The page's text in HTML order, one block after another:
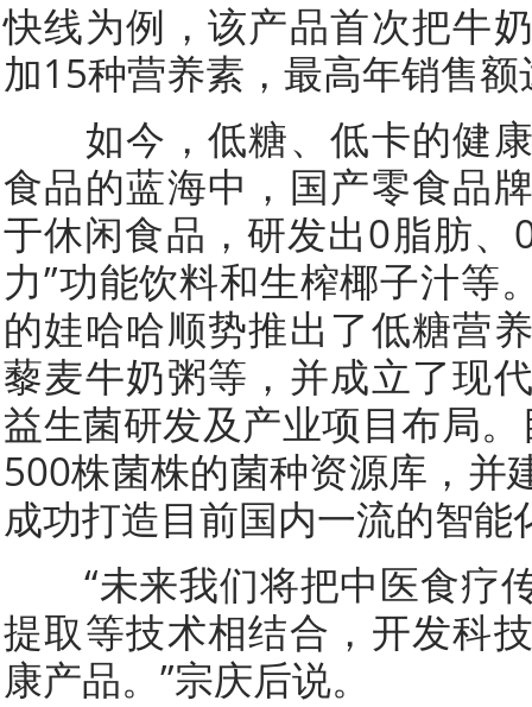
快线为例，该产品首次把牛
加15种营养素，最高年销售
如今，低糖、低卡的健康
食品的蓝海中，国产零食品
于休闲食品，研发出0脂肪
力”功能饮料和生榨椰子汁等
的娃哈哈顺势推出了低糖营
藜麦牛奶粥等，并成立了现
益生菌研发及产业项目布局
500株菌株的菌种资源库，并
成功打造目前国内一流的智能
“未来我们将把中医食疗
提取等技术相结合，开发科
康产品。”宗庆后说。